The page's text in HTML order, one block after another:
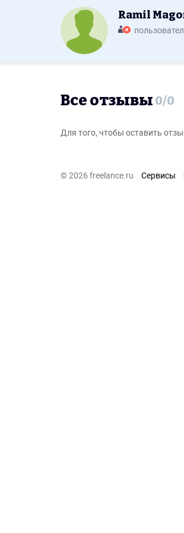
Ramil
Все отзывы 0/0
Для того, чтобы оставить
© 2026 freelance.ru Сервисы